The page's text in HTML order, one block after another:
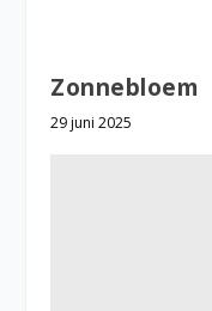
Zonnebloem
29 juni 2025